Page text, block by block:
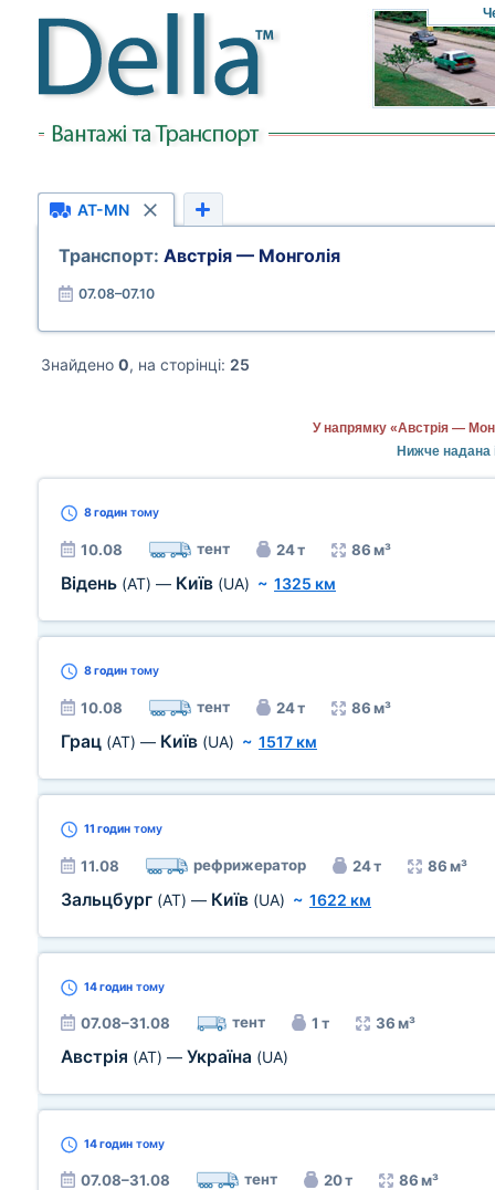
AT-MN
Транспорт: Австрія — Монголія
07.08–07.10
Знайдено 0, на сторінці: 25
У напрямку «Австрія —
Нижче надана
8 годин тому
10.08 тент 24 т 86 м³
Відень (AT) — Київ (UA) ~ 1325 км
8 годин тому
10.08 тент 24 т 86 м³
Грац (AT) — Київ (UA) ~ 1517 км
11 годин тому
11.08 рефрижератор 24 т 86 м³
Зальцбург (AT) — Київ (UA) ~ 1622 км
14 годин тому
07.08–31.08 тент 1 т 36 м³
Австрія (AT) — Україна (UA)
14 годин тому
07.08–31.08 тент 20 т 86 м³